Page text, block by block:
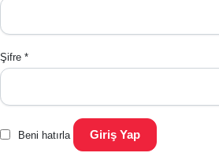
Şifre *
Beni hatırla Giriş Yap